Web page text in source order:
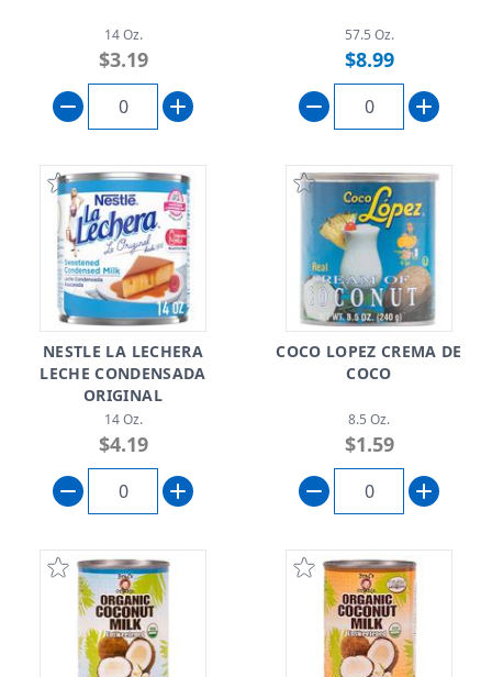
14 Oz.
$3.19
57.5 Oz.
$8.99
NESTLE LA LECHERA
LECHE CONDENSADA
ORIGINAL
14 Oz.
$4.19
COCO LOPEZ CREMA DE
COCO
8.5 Oz.
$1.59